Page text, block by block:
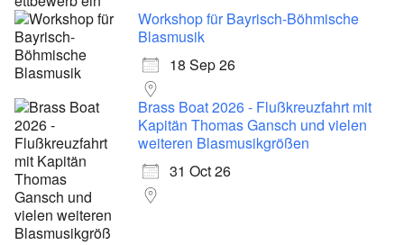
Workshop für Bayrisch-Böhmische
Blasmusik
18 Sep 26
Brass Boat 2026 - Flußkreuzfahrt mit
Kapitän Thomas Gansch und vielen
weiteren Blasmusikgrößen
31 Oct 26